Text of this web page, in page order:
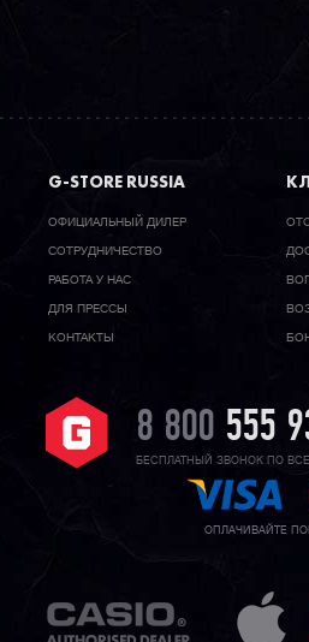
G-STORE RUSSIA
ОФИЦИАЛЬНЫЙ ДИЛЕР
CОТРУДНИЧЕСТВО
РАБОТА У НАС
ДЛЯ ПРЕССЫ
КОНТАКТЫ
8 800 555
БЕСПЛАТНЫЙ ЗВОНОК ПО
ОПЛАЧИВАЙТЕ